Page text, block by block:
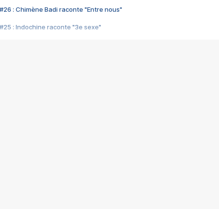
#26 : Chimène Badi raconte "Entre nous"
#25 : Indochine raconte "3e sexe"